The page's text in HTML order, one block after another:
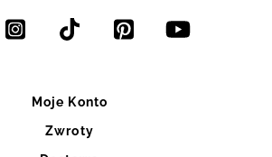
Moje Konto
Zwroty